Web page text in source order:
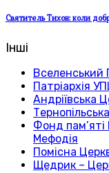
Святитель Тихон: коли
Інші
Вселенський
Патріархія
Андріївська
Фонд
Мефодія
Помісна
Щедрик –